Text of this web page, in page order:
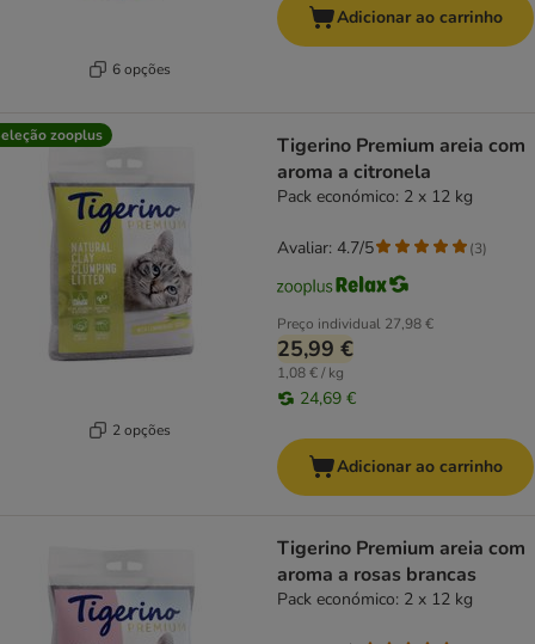
6 opções
Adicionar ao carrinho
zooplus
2 opções
Tigerino Premium areia com
aroma a citronela
Pack económico: 2 x 12 kg
Preço individual 27,98 €
25,99 €
1,08 € / kg
24,69 €
Avaliar: 4.7/5 (3)
Adicionar ao carrinho
Tigerino Premium areia com
aroma a rosas brancas
Pack económico: 2 x 12 kg